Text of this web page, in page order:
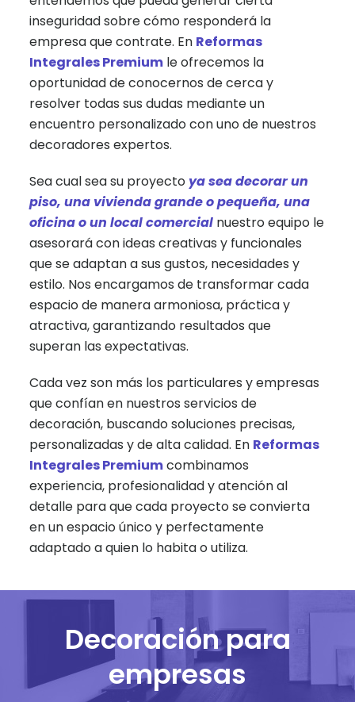
inseguridad sobre cómo responderá la
empresa que contrate. En Reformas
Integrales Premium le ofrecemos la
oportunidad de conocernos de cerca y
resolver todas sus dudas mediante un
encuentro personalizado con uno de nuestros
decoradores expertos.
Sea cual sea su proyectoya sea decorar un
piso, una vivienda grande o pequeña, una
oficina o un local comercial nuestro equipo le
asesorará con ideas creativas y funcionales
que se adaptan a sus gustos, necesidades y
estilo. Nos encargamos de transformar cada
espacio de manera armoniosa, práctica y
atractiva, garantizando resultados que
superan las expectativas.
Cada vez son más los particulares y empresas
que confían en nuestros servicios de
decoración, buscando soluciones precisas,
personalizadas y de alta calidad. En Reformas
Integrales Premiumcombinamos
experiencia, profesionalidad y atención al
detalle para que cada proyecto se convierta
en un espacio único y perfectamente
adaptado a quien lo habita o utiliza.
Decoración para
empresas